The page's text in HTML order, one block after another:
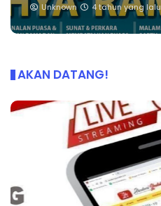
Unknown 4 tahun yang lalu
AKAN DATANG!